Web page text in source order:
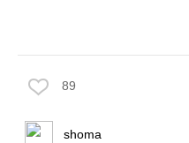
89
shoma